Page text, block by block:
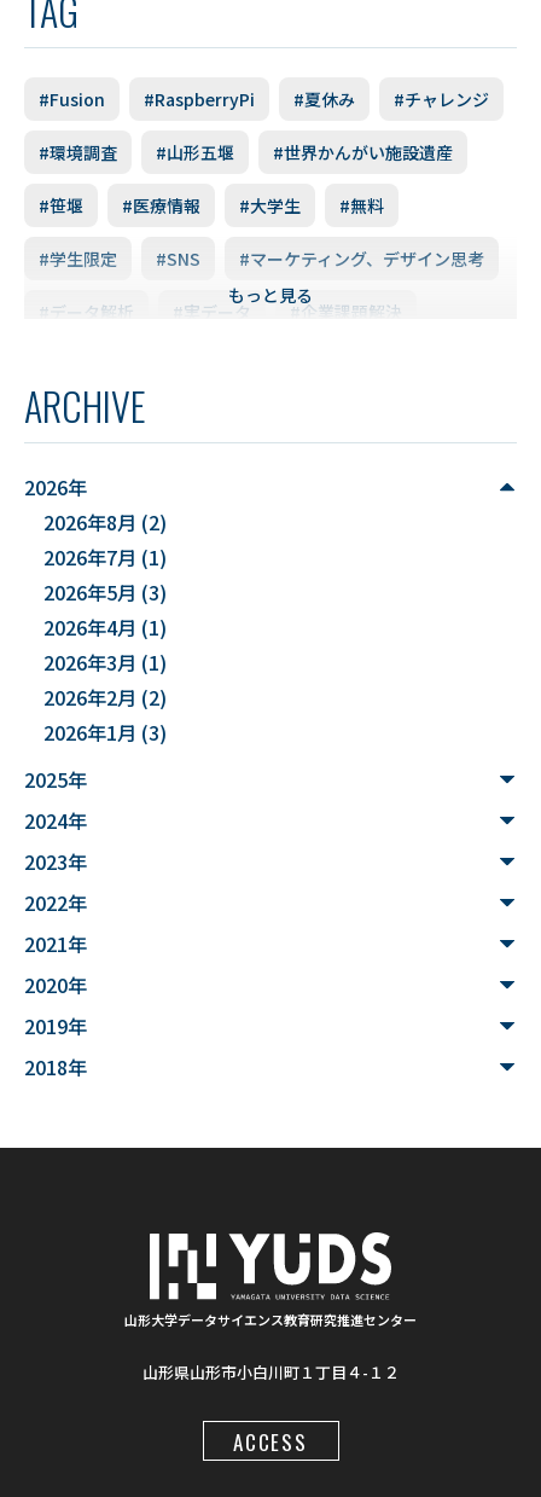
#Fusion #RaspberryPi #夏休み #チャレンジ
#環境調査 #山形五堰 #世界かんがい施設遺産
#笹堰 #医療情報 #大学生 #無料
#学生限定 #SNS #マーケティング、デザイン思考
#データ解析 #実データ #企業課題解決
#YUDS #庄内地方
#DXハイスクール
#能登半島地震被害調査
#文化財 #災害
#”オットセイ”のブロニー君
#３Dデータ
#まちの記憶を残し隊
#文理融合
#魚醤
#シカン
#学生支援 #清代寺院 #画像分析
#BorealForest #放射線 #福島第一原発事故
#半導体検出器 #物体検出 #ソーシャルメディア
#肺がん診断 #気管支内視鏡超音波画像
もっと見る
ARCHIVE
2026年
2026年8月 (2)
2026年7月 (1)
2026年5月 (3)
2026年4月 (1)
2026年3月 (1)
2026年2月 (2)
2026年1月 (3)
2025年
2024年
2023年
2022年
2021年
2020年
2019年
2018年
山形大学データサイエンス教育研究推進センター
山形県山形市小白川町１丁目４-１２
ACCESS